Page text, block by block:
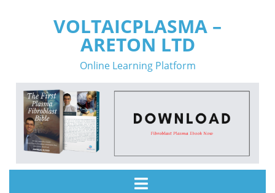
VOLTAICPLASMA –
ARETON LTD
Online Learning Platform